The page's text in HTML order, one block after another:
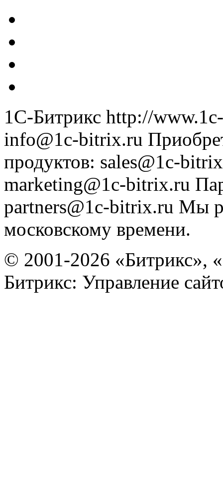
1С-Битрикс http://
info@1c-bitrix.ru
продуктов: sales@1c-
marketing@1c-bitrix.ru
partners@1c-bitrix.ru Мы
московскому времени.
© 2001-2026 «Битрикс»,
Битрикс: Управление